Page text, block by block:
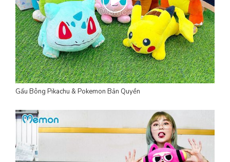
Gấu Bông Pikachu & Pokemon Bản Quyền